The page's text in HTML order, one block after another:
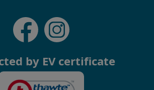
by EV certificate